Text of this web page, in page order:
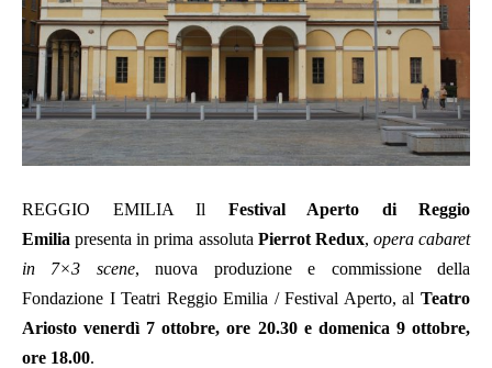
REGGIO EMILIA Il Festival Aperto di Reggio
Emilia presenta in prima assoluta Pierrot Redux, opera cabaret
in 7×3 scene, nuova produzione e commissione della
Fondazione I Teatri Reggio Emilia / Festival Aperto, al Teatro
Ariosto venerdì 7 ottobre, ore 20.30 e domenica 9 ottobre,
ore 18.00.